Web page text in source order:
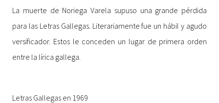
La muerte de Noriega Varela supuso una grande pérdida
para las Letras Gallegas. Literariamente fue un hábil y agudo
versificador. Estos le conceden un lugar de primera orden
entre la lírica gallega.
Letras Gallegas en 1969